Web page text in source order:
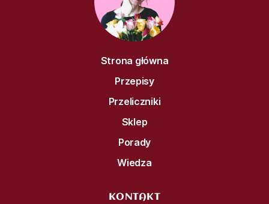
Strona główna
Przepisy
Przeliczniki
Sklep
Porady
Wiedza
KONTAKT